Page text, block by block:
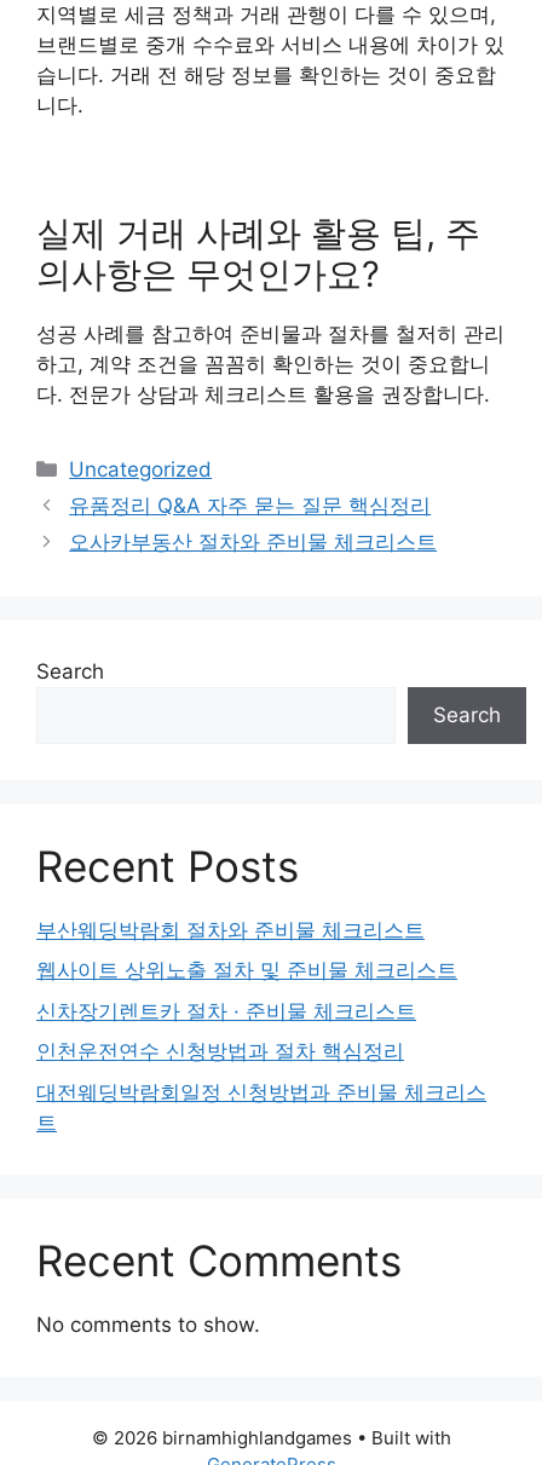
지역별로 세금 정책과 거래 관행이 다를 수 있으며,
브랜드별로 중개 수수료와 서비스 내용에 차이가 있
습니다. 거래 전 해당 정보를 확인하는 것이 중요합
니다.
실제 거래 사례와 활용 팁, 주
의사항은 무엇인가요?
성공 사례를 참고하여 준비물과 절차를 철저히 관리
하고, 계약 조건을 꼼꼼히 확인하는 것이 중요합니
다. 전문가 상담과 체크리스트 활용을 권장합니다.
Categories
Uncategorized
유품정리 Q&A 자주 묻는 질문 핵심정리
오사카부동산 절차와 준비물 체크리스트
Search
Search
Recent Posts
부산웨딩박람회 절차와 준비물 체크리스트
웹사이트 상위노출 절차 및 준비물 체크리스트
신차장기렌트카 절차 · 준비물 체크리스트
인천운전연수 신청방법과 절차 핵심정리
대전웨딩박람회일정 신청방법과 준비물 체크리스
트
Recent Comments
No comments to show.
© 2026 birnamhighlandgames • Built with